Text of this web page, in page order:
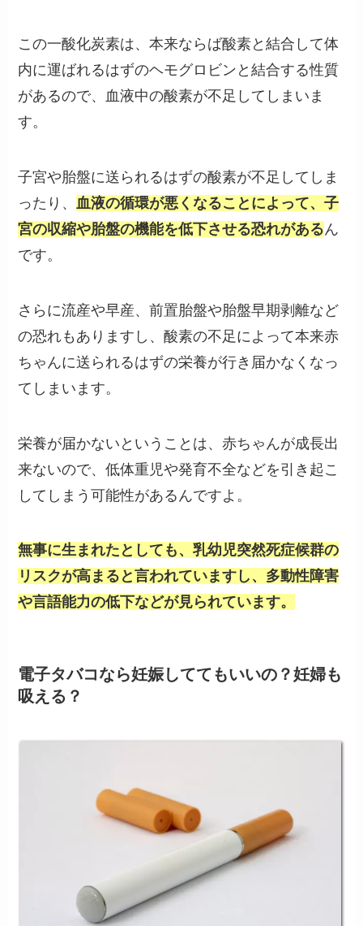
この一酸化炭素は、本来ならば酸素と結合して体
内に運ばれるはずのヘモグロビンと結合する性質
があるので、血液中の酸素が不足してしまいま
す。
子宮や胎盤に送られるはずの酸素が不足してしま
ったり、 血液の循環が悪くなることによって、子
宮の収縮や胎盤の機能を低下させる恐れがあるん
です。
さらに流産や早産、前置胎盤や胎盤早期剥離など
の恐れもありますし、酸素の不足によって本来赤
ちゃんに送られるはずの栄養が行き届かなくなっ
てしまいます。
栄養が届かないということは、赤ちゃんが成長出
来ないので、低体重児や発育不全などを引き起こ
してしまう可能性があるんですよ。
無事に生まれたとしても、乳幼児突然死症候群の
リスクが高まると言われていますし、多動性障害
や言語能力の低下などが見られています。
電子タバコなら妊娠しててもいいの？妊婦も
吸える？